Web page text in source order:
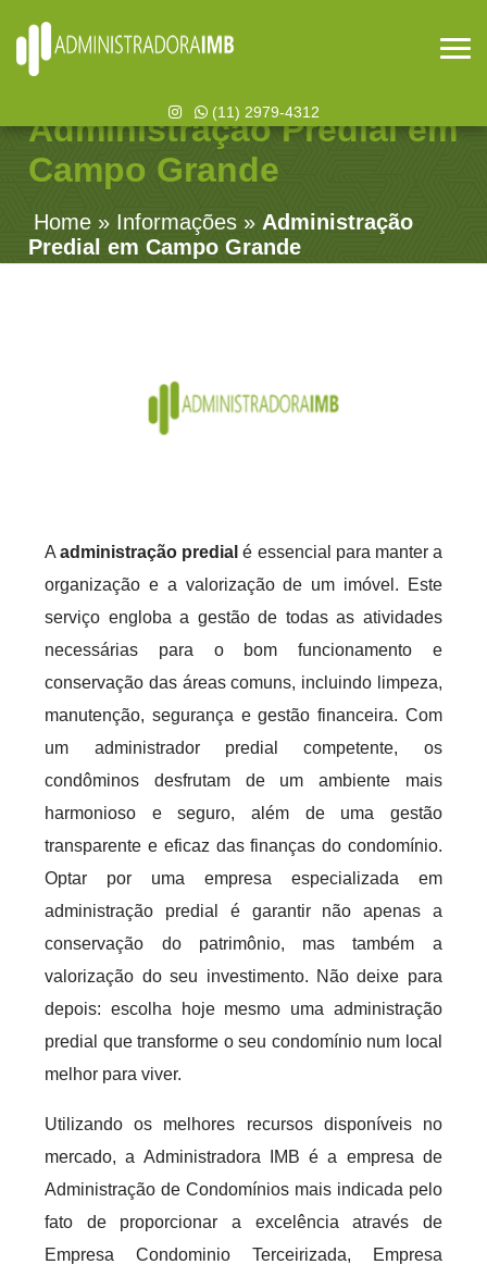
(11) 2979-4312
Administração Predial em
Campo Grande
Home » Informações » Administração
Predial em Campo Grande
Aadministração predial é essencial para manter a
organização e a valorização de um imóvel. Este
serviço engloba a gestão de todas as atividades
necessárias para o bom funcionamento e
conservação das áreas comuns, incluindo limpeza,
manutenção, segurança e gestão financeira. Com
um administrador predial competente, os
condôminos desfrutam de um ambiente mais
harmonioso e seguro, além de uma gestão
transparente e eficaz das finanças do condomínio.
Optar por uma empresa especializada em
administração predial é garantir não apenas a
conservação do patrimônio, mas também a
valorização do seu investimento. Não deixe para
depois: escolha hoje mesmo uma administração
predial que transforme o seu condomínio num local
melhor para viver.
Utilizando os melhores recursos disponíveis no
mercado, a Administradora IMB é a empresa de
Administração de Condomínios mais indicada pelo
fato de proporcionar a excelência através de
Empresa Condominio Terceirizada, Empresa